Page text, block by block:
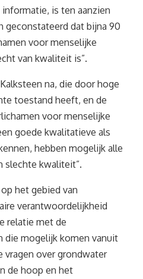
is ten aanzien
geconstateerd dat bijna 90
voor menselijke
van kwaliteit is”.
na, die door hoge
toestand heeft, en de
voor menselijke
goede kwalitatieve als
hebben mogelijk alle
slechte kwaliteit”.
het gebied van
verantwoordelijkheid
relatie met de
die mogelijk komen vanuit
vragen over grondwater
de hoop en het